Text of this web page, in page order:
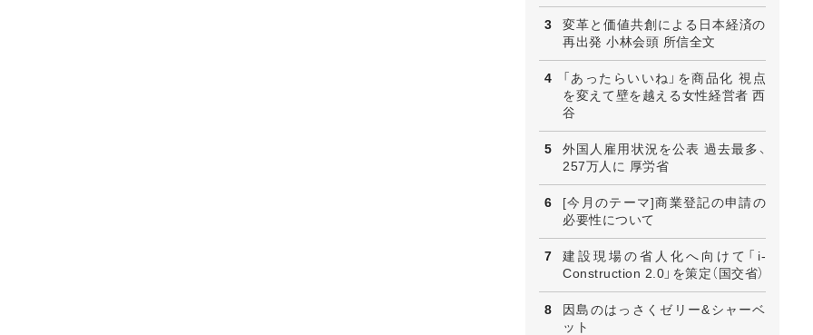
変革と価値共創による日本経済の
再出発 小林会頭 所信全文
「あったらいいね」を商品化 視点
を変えて壁を越える女性経営者 西
谷
外国人雇用状況を公表 過去最多、
257万人に 厚労省
[今月のテーマ]商業登記の申請の
必要性について
建設現場の省人化へ向けて「i-
Construction 2.0」を策定（国交省）
因島のはっさくゼリー&シャーベ
ット